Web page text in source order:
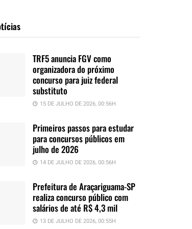
TRF5 anuncia FGV como
organizadora do próximo
concurso para juiz federal
substituto
15 DE JULHO DE 2026, 00:56H
Primeiros passos para estudar
para concursos públicos em
julho de 2026
14 DE JULHO DE 2026, 00:56H
Prefeitura de Araçariguama-SP
realiza concurso público com
salários de até R$ 4,3 mil
13 DE JULHO DE 2026, 00:55H